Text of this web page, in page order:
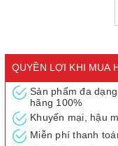
Bàn ủi Tefal DT6130E0
hiện đại nhỏ gọn với
QUYỀN LỢI KHI MUA
Sản phẩm đa
hãng 100%
Khuyến mại, hậu
Miễn phí thanh